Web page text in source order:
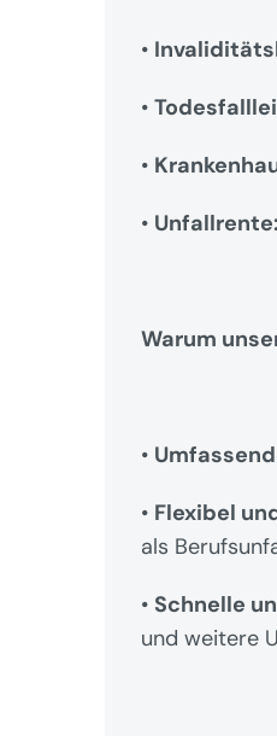
•
•
•
• Unfallrente:
Warum
•
• Flexibel
als
• Schnelle
und weitere